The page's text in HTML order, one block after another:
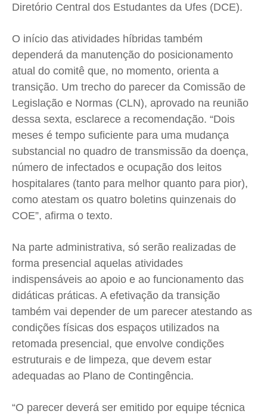
Diretório Central dos Estudantes da Ufes (DCE).
O início das atividades híbridas também
dependerá da manutenção do posicionamento
atual do comitê que, no momento, orienta a
transição. Um trecho do parecer da Comissão de
Legislação e Normas (CLN), aprovado na reunião
dessa sexta, esclarece a recomendação. “Dois
meses é tempo suficiente para uma mudança
substancial no quadro de transmissão da doença,
número de infectados e ocupação dos leitos
hospitalares (tanto para melhor quanto para pior),
como atestam os quatro boletins quinzenais do
COE”, afirma o texto.
Na parte administrativa, só serão realizadas de
forma presencial aquelas atividades
indispensáveis ao apoio e ao funcionamento das
didáticas práticas. A efetivação da transição
também vai depender de um parecer atestando as
condições físicas dos espaços utilizados na
retomada presencial, que envolve condições
estruturais e de limpeza, que devem estar
adequadas ao Plano de Contingência.
“O parecer deverá ser emitido por equipe técnica